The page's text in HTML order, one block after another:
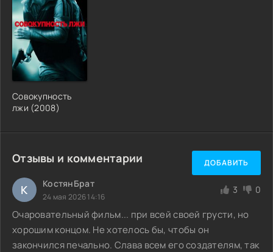
Совокупность
лжи (2008)
Отзывы и комментарии ДОБАВИТЬ
К КостянБрат
24 мая 2026 14:16
3 0
Очаровательный фильм... при всей своей грусти, но
хорошим концом. Не хотелось бы, чтобы он
закончился печально. Слава всем его создателям, так